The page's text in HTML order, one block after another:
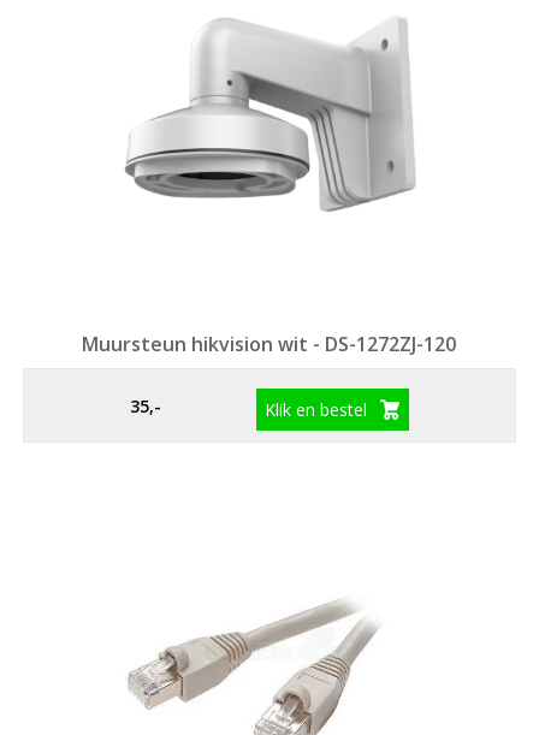
Muursteun hikvision wit - DS-1272ZJ-120
35,- Klik en bestel